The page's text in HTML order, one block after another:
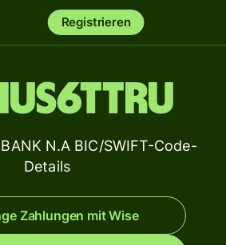
Registrieren
BANK N.A BIC/SWIFT-Code-
Details
Zahlungen mit Wise